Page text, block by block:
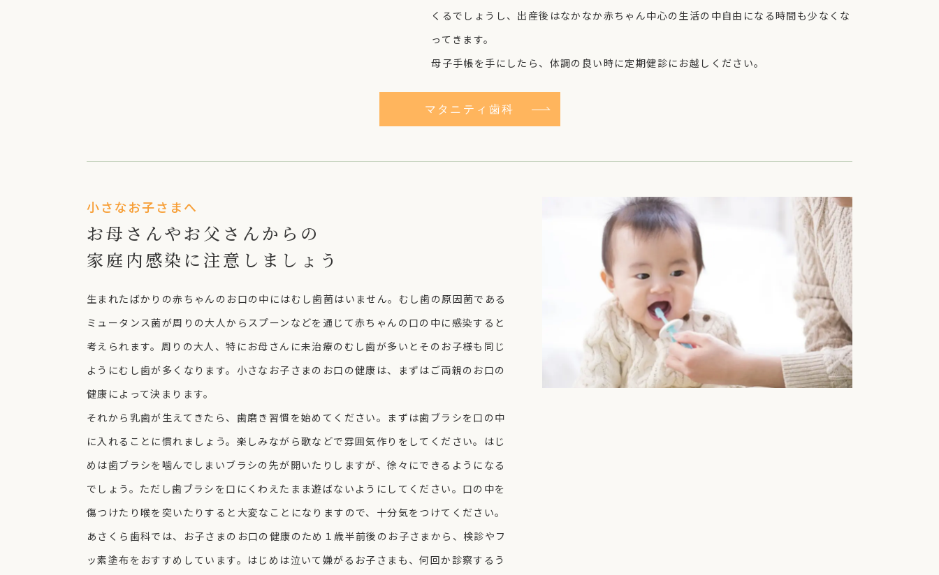
くるでしょうし、出産後はなかなか赤ちゃん中心の生活の中自由になる時間も少なくな
ってきます。
母子手帳を手にしたら、体調の良い時に定期健診にお越しください。
マタニティ歯科
小さなお子さまへ
お母さんやお父さんからの
家庭内感染に注意しましょう
生まれたばかりの赤ちゃんのお口の中にはむし歯菌はいません。むし歯の原因菌である
ミュータンス菌が周りの大人からスプーンなどを通じて赤ちゃんの口の中に感染すると
考えられます。周りの大人、特にお母さんに未治療のむし歯が多いとそのお子様も同じ
ようにむし歯が多くなります。小さなお子さまのお口の健康は、まずはご両親のお口の
健康によって決まります。
それから乳歯が生えてきたら、歯磨き習慣を始めてください。まずは歯ブラシを口の中
に入れることに慣れましょう。楽しみながら歌などで雰囲気作りをしてください。はじ
めは歯ブラシを噛んでしまいブラシの先が開いたりしますが、徐々にできるようになる
でしょう。ただし歯ブラシを口にくわえたまま遊ばないようにしてください。口の中を
傷つけたり喉を突いたりすると大変なことになりますので、十分気をつけてください。
あさくら歯科では、お子さまのお口の健康のため１歳半前後のお子さまから、検診やフ
ッ素塗布をおすすめしています。はじめは泣いて嫌がるお子さまも、何回か診察するう